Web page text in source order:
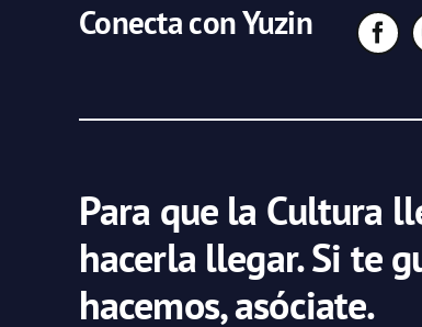
Conecta con Yuzin
Para que la Cultura
hacerla llegar. Si te
hacemos, asóciate.